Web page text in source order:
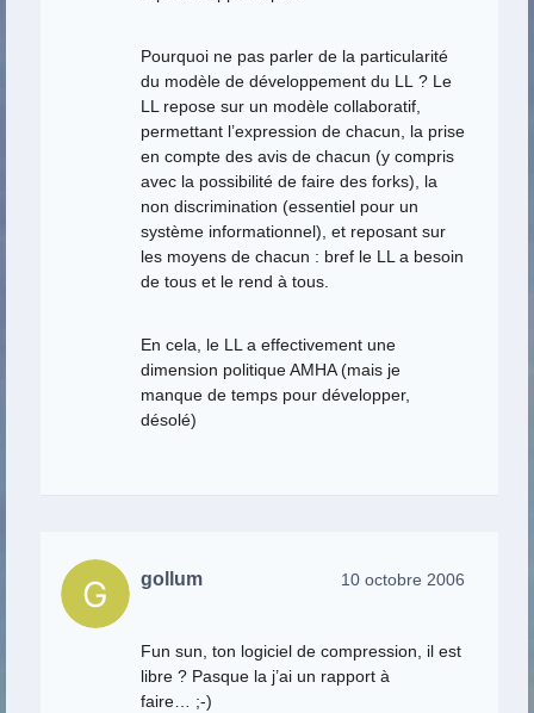
Pourquoi ne pas parler de la particularité
du modèle de développement du LL ? Le
LL repose sur un modèle collaboratif,
permettant l’expression de chacun, la prise
en compte des avis de chacun (y compris
avec la possibilité de faire des forks), la
non discrimination (essentiel pour un
système informationnel), et reposant sur
les moyens de chacun : bref le LL a besoin
de tous et le rend à tous.
En cela, le LL a effectivement une
dimension politique AMHA (mais je
manque de temps pour développer,
désolé)
gollum 10 octobre 2006
Fun sun, ton logiciel de compression, il est
libre ? Pasque la j’ai un rapport à
faire… ;-)